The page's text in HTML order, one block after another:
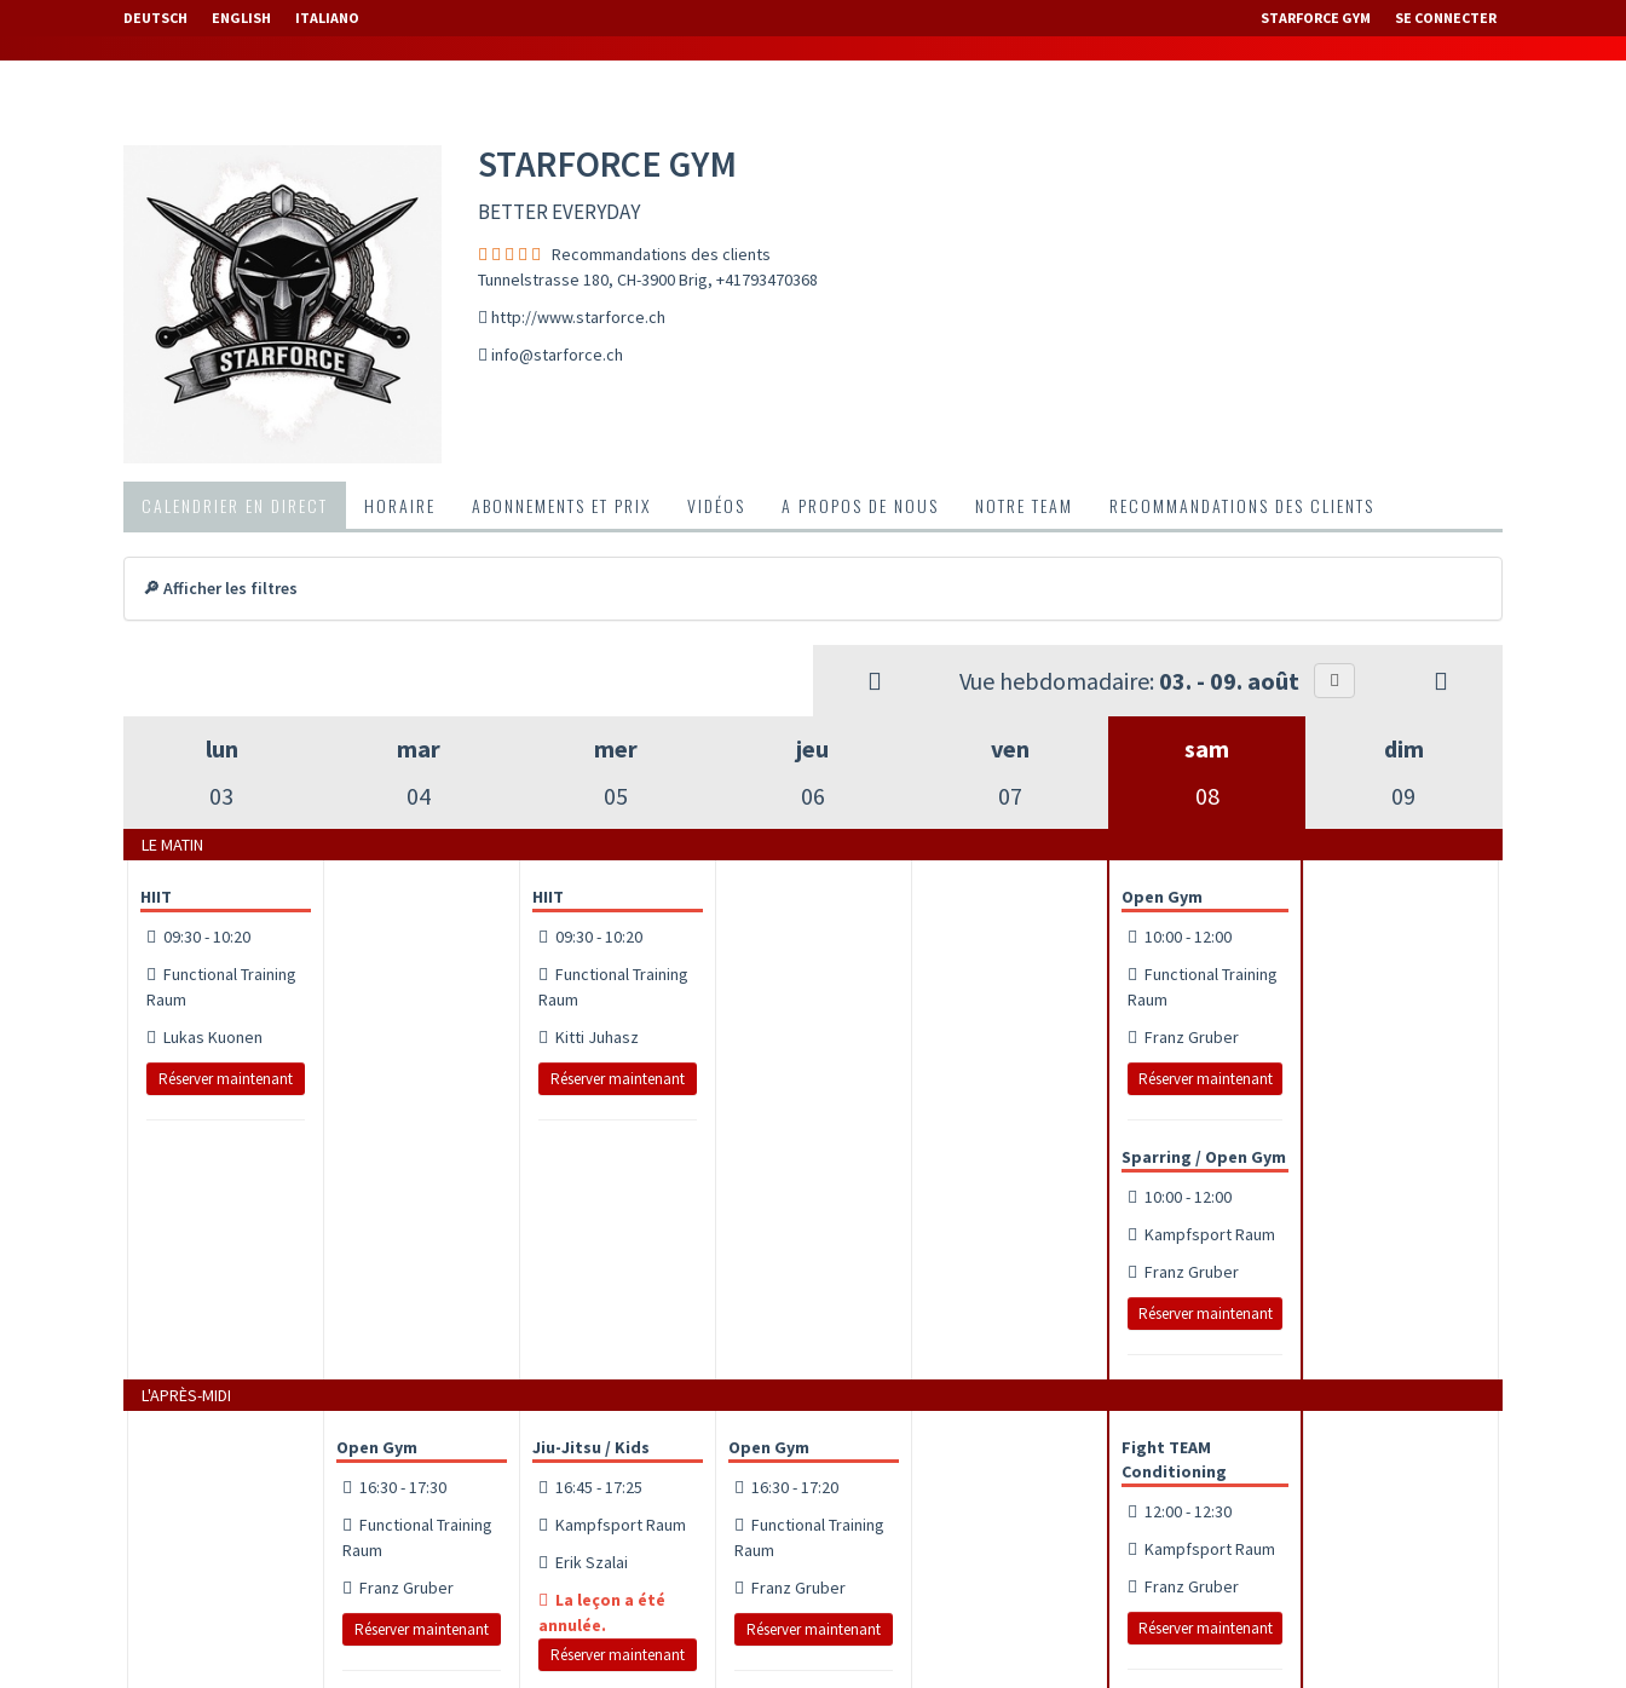
DEUTSCH ENGLISH ITALIANO STARFORCE GYM SE CONNECTER
STARFORCE GYM
BETTER EVERYDAY
Recommandations des clients
Tunnelstrasse 180, CH-3900 Brig, +41793470368
http://www.starforce.ch
info@starforce.ch
CALENDRIER EN DIRECT HORAIRE ABONNEMENTS ET PRIX VIDÉOS A PROPOS DE NOUS NOTRE TEAM RECOMMANDATIONS DES CLIENTS
🔎 Afficher les filtres
Vue hebdomadaire: 03. - 09. août
lun
03
mar
04
mer
05
jeu
06
ven
07
sam
08
dim
09
LE MATIN
HIIT
09:30 - 10:20
Functional Training
Raum
Lukas Kuonen
Réserver maintenant
HIIT
09:30 - 10:20
Functional Training
Raum
Kitti Juhasz
Réserver maintenant
Open Gym
10:00 - 12:00
Functional Training
Raum
Franz Gruber
Réserver maintenant
Sparring / Open Gym
10:00 - 12:00
Kampfsport Raum
Franz Gruber
Réserver maintenant
L'APRÈS-MIDI
Open Gym
16:30 - 17:30
Functional Training
Raum
Franz Gruber
Réserver maintenant
Jiu-Jitsu / Kids
16:45 - 17:25
Kampfsport Raum
Erik Szalai
La leçon a été
annulée.
Réserver maintenant
Open Gym
16:30 - 17:20
Functional Training
Raum
Franz Gruber
Réserver maintenant
Fight TEAM
Conditioning
12:00 - 12:30
Kampfsport Raum
Franz Gruber
Réserver maintenant